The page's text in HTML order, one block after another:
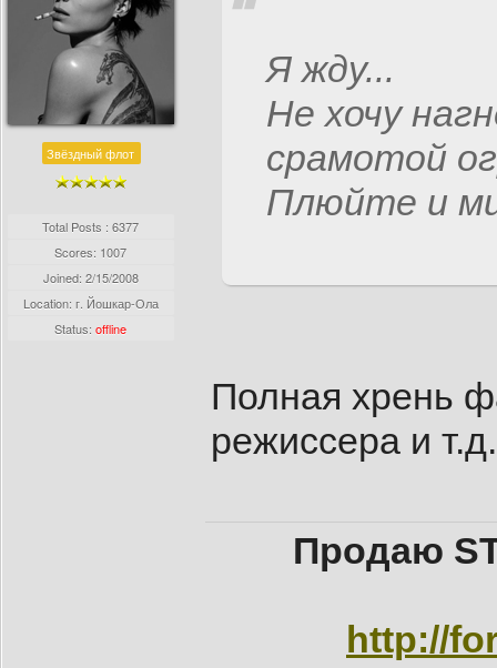
Звёздный флот
Total Posts : 6377
Scores: 1007
Joined: 2/15/2008
Location: г. Йошкар-Ола
Status:offline
Я жду...
Не хочу
срамотой
Плюйте и
Полная хрень
режиссера и
Продаю
http://